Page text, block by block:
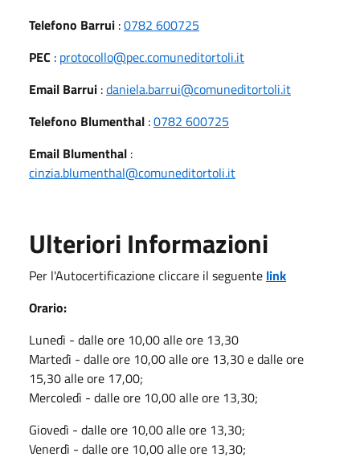
Telefono Barrui :0782 600725
PEC : protocollo@pec.comuneditortoli.it
Email Barrui :daniela.barrui@comuneditortoli.it
Telefono Blumenthal :0782 600725
Email Blumenthal :
cinzia.blumenthal@comuneditortoli.it
Ulteriori Informazioni
Per l'Autocertificazione cliccare il seguente link
Orario:
Lunedì - dalle ore 10,00 alle ore 13,30
Martedì - dalle ore 10,00 alle ore 13,30 e dalle ore
15,30 alle ore 17,00;
Mercoledì - dalle ore 10,00 alle ore 13,30;
Giovedì - dalle ore 10,00 alle ore 13,30;
Venerdì - dalle ore 10,00 alle ore 13,30;